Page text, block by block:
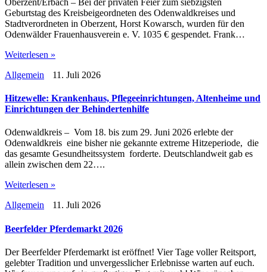
Geburtstag des Kreisbeigeordneten des Odenwaldkreises und
Stadtverordneten in Oberzent, Horst Kowarsch, wurden für den
Odenwälder Frauenhausverein e. V. 1035 € gespendet. Frank…
Weiterlesen »
Allgemein
11. Juli 2026
Hitzewelle: Krankenhaus, Pflegeeinrichtungen, Altenheime und
Einrichtungen der Behindertenhilfe
Odenwaldkreis – Vom 18. bis zum 29. Juni 2026 erlebte der
Odenwaldkreis eine bisher nie gekannte extreme Hitzeperiode, die
das gesamte Gesundheitssystem forderte. Deutschlandweit gab es
allein zwischen dem 22….
Weiterlesen »
Allgemein
11. Juli 2026
Beerfelder Pferdemarkt 2026
Der Beerfelder Pferdemarkt ist eröffnet! Vier Tage voller Reitsport,
gelebter Tradition und unvergesslicher Erlebnisse warten auf euch.